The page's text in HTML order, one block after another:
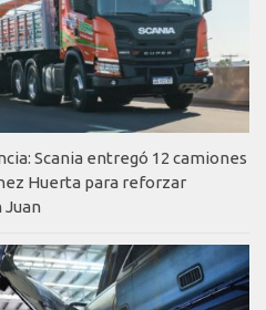
Scania entregó 12 camiones
Huerta para reforzar
Juan